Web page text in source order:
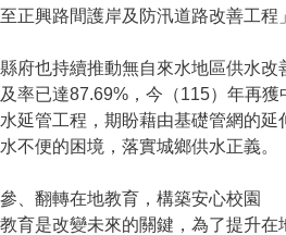
至正興路間護岸及防汛道路改善工程
縣府也持續推動無自來水地區供水
及率已達87.69%，今（115）年再
水延管工程，期盼藉由基礎管網的延
水不便的困境，落實城鄉供水正義。
參、翻轉在地教育，構築安心校園
教育是改變未來的關鍵，為了提升在